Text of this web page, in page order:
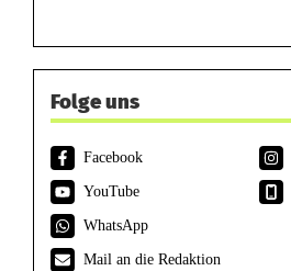
Folge uns
Facebook
YouTube
WhatsApp
Mail an die Redaktion